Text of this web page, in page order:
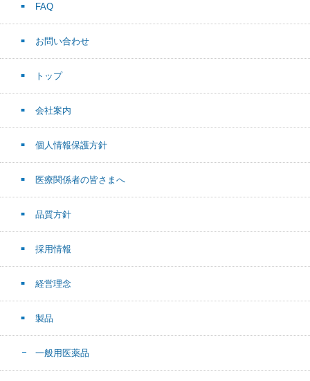
FAQ
お問い合わせ
トップ
会社案内
個人情報保護方針
医療関係者の皆さまへ
品質方針
採用情報
経営理念
製品
一般用医薬品